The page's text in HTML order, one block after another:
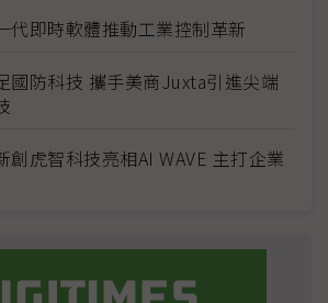
代即時軟體推動工業控制革新
國防科技 攜手美商Juxta引進尖端
創虎智科技亮相AI WAVE 主打企業